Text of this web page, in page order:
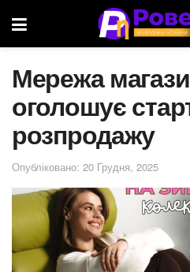
Мережа
оголошує
розпродажу
Опубліковано: 20 Грудня, 2025